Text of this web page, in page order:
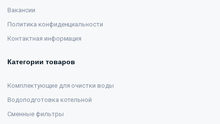
Вакансии
Политика конфиденциальности
Контактная информация
Категории товаров
Комплектующие для очистки воды
Водоподготовка котельной
Сменные фильтры